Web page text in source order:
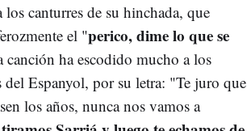
los canturres de su hinchada, que
el "perico, dime lo que se
canción ha escodido mucho a los
del Espanyol, por su letra: "Te juro que
los años, nunca nos vamos a